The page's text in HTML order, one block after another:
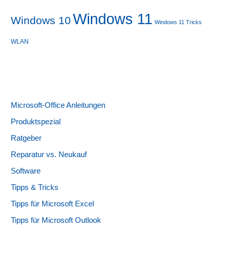
Windows 10 Windows 11 Windows 11 Tricks
WLAN
Microsoft-Office Anleitungen
Produktspezial
Ratgeber
Reparatur vs. Neukauf
Software
Tipps & Tricks
Tipps für Microsoft Excel
Tipps für Microsoft Outlook